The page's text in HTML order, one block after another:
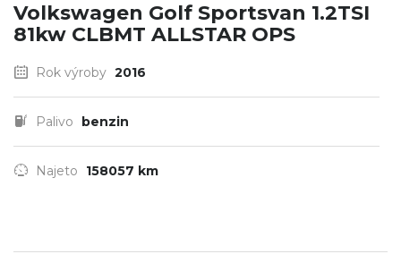
Volkswagen Golf Sportsvan 1.2TSI
81kw CLBMT ALLSTAR OPS
Rok výroby 2016
Palivo benzin
Najeto 158057 km